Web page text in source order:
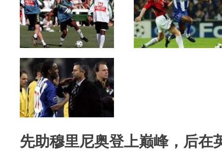
先助穆里尼奥登上巅峰，后在